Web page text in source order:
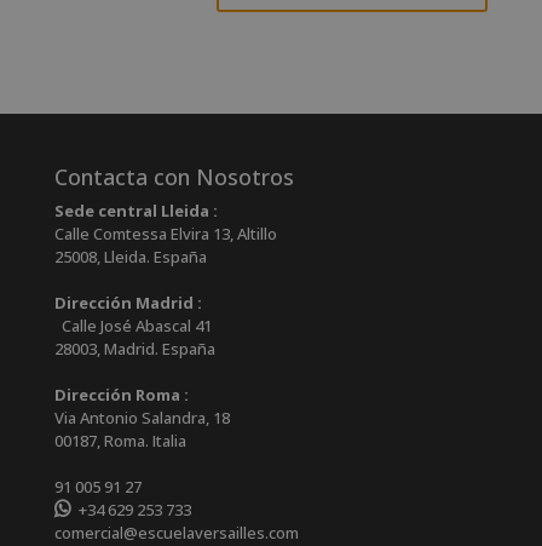
Contacta con Nosotros
Sede central Lleida :
Calle Comtessa Elvira 13, Altillo
25008,Lleida. España
Dirección Madrid :
Calle José Abascal 41
28003,Madrid. España
Dirección Roma :
Via Antonio Salandra, 18
00187, Roma. Italia
91 005 91 27
+34 629 253 733
comercial@escuelaversailles.com